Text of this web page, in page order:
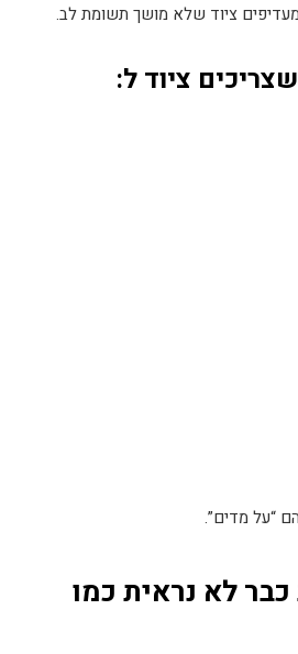
ציוד שלא מושך תשומת לב.
ציוד ל:
“על מדים”.
לא נראית כמו